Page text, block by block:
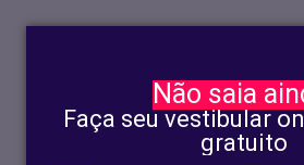
Não saia
Faça seu vestibular
gratuito